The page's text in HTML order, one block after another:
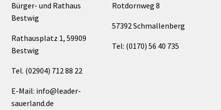
Bürger- und Rathaus
Bestwig
Rathausplatz 1, 59909
Bestwig
Tel. (02904) 712 88 22
E-Mail: info@leader-
sauerland.de
Rotdornweg 8
57392 Schmallenberg
Tel: (0170) 56 40 735